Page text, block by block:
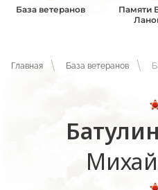
База ветеранов
Памяти
Главная База ветеранов
Батулин